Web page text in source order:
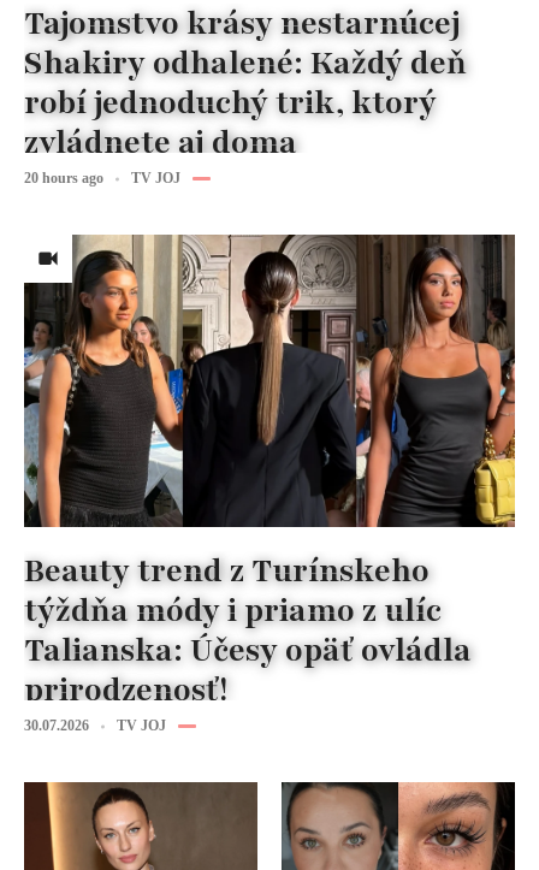
Tajomstvo krásy nestarnúcej
Shakiry odhalené: Každý deň
robí jednoduchý trik, ktorý
zvládnete aj doma
20 hours ago TV JOJ
Beauty trend z Turínskeho
týždňa módy i priamo z ulíc
Talianska: Účesy opäť ovládla
prirodzenosť!
30.07.2026 TV JOJ